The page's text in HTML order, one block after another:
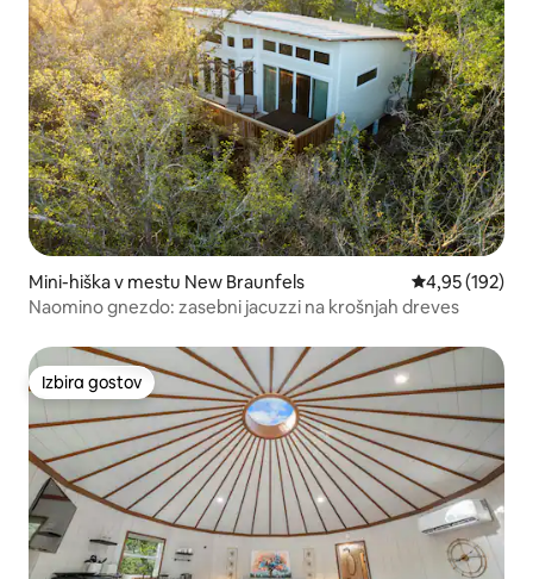
Mini-hiška v mestu New Braunfels Povprečna
4,95 (192)
Naomino gnezdo: zasebni jacuzzi na krošnjah dreves
Izbira gostov
Izbira gostov